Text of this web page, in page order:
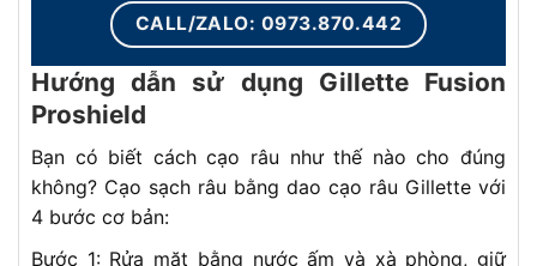
CALL/ZALO: 0973.870.442
Hướng dẫn sử dụng Gillette Fusion
Proshield
Bạn có biết cách cạo râu như thế nào cho đúng
không? Cạo sạch râu bằng dao cạo râu Gillette với
4 bước cơ bản:
Bước 1: Rửa mặt bằng nước ấm và xà phòng, giữ